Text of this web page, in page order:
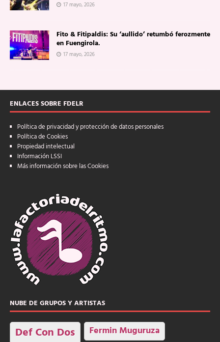
17 mayo, 2026
Fito & Fitipaldis: Su ‘aullido’ retumbó ferozmente
en Fuengirola.
17 mayo, 2026
ENLACES SOBRE FDELR
Política de privacidad y protección de datos personales
Política de Cookies
Propiedad intelectual
Información LSSI
Más información sobre las Cookies
NUBE DE GRUPOS Y ARTISTAS
Def Con Dos Fermin Muguruza